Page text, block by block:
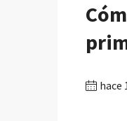
hace